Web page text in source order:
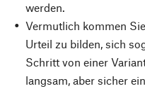
werden.
Vermutlich kommen
Urteil zu bilden, sich
Schritt von einer
langsam, aber sicher